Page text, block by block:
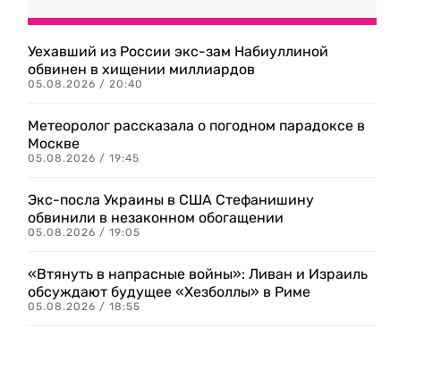
Уехавший из России экс-зам Набиуллиной
обвинен в хищении миллиардов
05.08.2026 / 20:40
Метеоролог рассказала о погодном парадоксе в
Москве
05.08.2026 / 19:45
Экс-посла Украины в США Стефанишину
обвинили в незаконном обогащении
05.08.2026 / 19:05
«Втянуть в напрасные войны»: Ливан и Израиль
обсуждают будущее «Хезболлы» в Риме
05.08.2026 / 18:55